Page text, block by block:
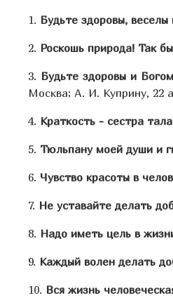
1. Будьте здоровы,
2. Роскошь природа! Так
3. Будьте здоровы и
Москва; А. И. Куприну,
4. Краткость - сестра
5. Тюльпану моей души и
6. Чувство красоты в
7. Не уставайте делать
8. Надо иметь цель в
9. Каждый волен делать
10. Вся жизнь